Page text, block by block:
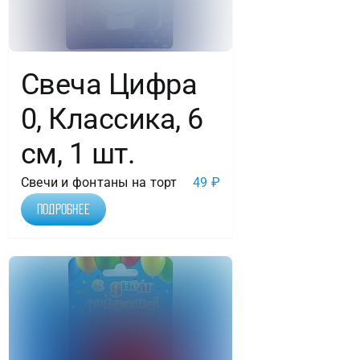
Свеча Цифра
0, Классика, 6
см, 1 шт.
Свечи и фонтаны на торт 49 ₽
Подробнее